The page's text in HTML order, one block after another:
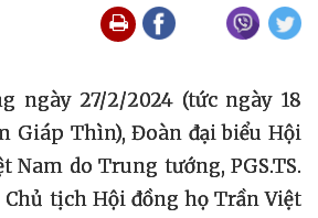
ngày 27/2/2024 (tức ngày 18
Giáp Thìn), Đoàn đại biểu Hội
Nam do Trung tướng, PGS.TS.
tịch Hội đồng họ Trần Việt